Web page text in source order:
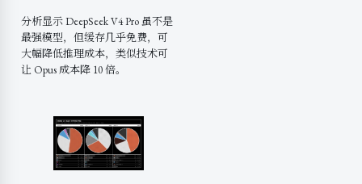
分析显示 DeepSeek V4 Pro 虽不是
最强模型，但缓存几乎免费，可
大幅降低推理成本，类似技术可
让 Opus 成本降 10 倍。